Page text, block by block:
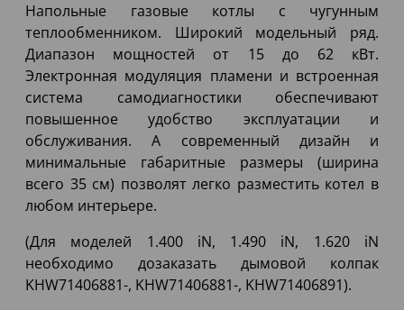
Напольные газовые котлы с чугунным
теплообменником. Широкий модельный ряд.
Диапазон мощностей от 15 до 62 кВт.
Электронная модуляция пламени и встроенная
система самодиагностики обеспечивают
повышенное удобство эксплуатации и
обслуживания. А современный дизайн и
минимальные габаритные размеры (ширина
всего 35 см) позволят легко разместить котел в
любом интерьере.
(Для моделей 1.400 iN, 1.490 iN, 1.620 iN
необходимо дозаказать дымовой колпак
KHW71406881-, KHW71406881-, KHW71406891).